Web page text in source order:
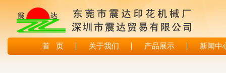
首 页 关于我们 产品展示 新闻中